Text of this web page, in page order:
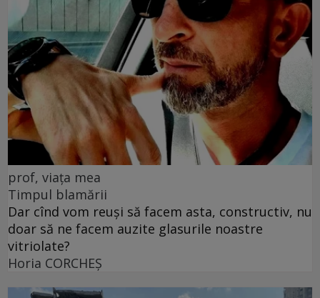
prof, viața mea
Timpul blamării
Dar cînd vom reuși să facem asta, constructiv, nu
doar să ne facem auzite glasurile noastre
vitriolate?
Horia CORCHEŞ